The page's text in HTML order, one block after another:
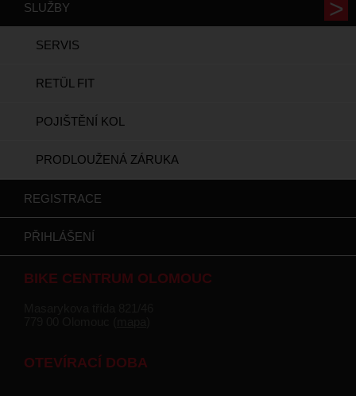
SLUŽBY
SERVIS
RETÜL FIT
POJIŠTĚNÍ KOL
PRODLOUŽENÁ ZÁRUKA
REGISTRACE
PŘIHLÁŠENÍ
BIKE CENTRUM OLOMOUC
OTEVÍRACÍ DOBA